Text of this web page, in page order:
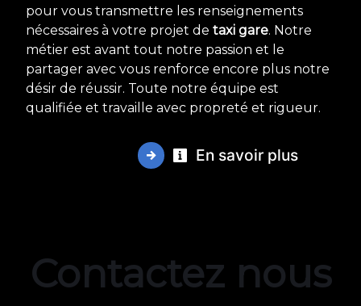
pour vous transmettre les renseignements
nécessaires à votre projet de taxi gare. Notre
métier est avant tout notre passion et le
partager avec vous renforce encore plus notre
désir de réussir. Toute notre équipe est
qualifiée et travaille avec propreté et rigueur.
En savoir plus
Contactez nous